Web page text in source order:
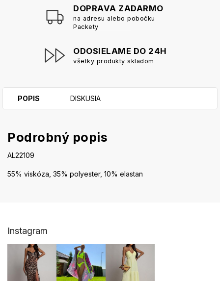
DOPRAVA ZADARMO
na adresu alebo pobočku
Packety
ODOSIELAME DO 24H
všetky produkty skladom
POPIS DISKUSIA
Podrobný popis
AL22109
55% viskóza, 35% polyester, 10% elastan
Instagram